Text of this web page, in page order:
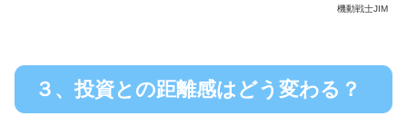
機動戦士JIM
３、投資との距離感はどう変わる？